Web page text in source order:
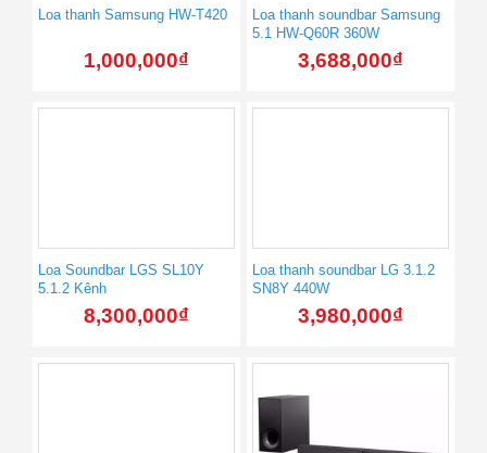
Loa thanh Samsung HW-T420
1,000,000₫
Loa thanh soundbar Samsung
5.1 HW-Q60R 360W
3,688,000₫
Loa Soundbar LGS SL10Y
5.1.2 Kênh
8,300,000₫
Loa thanh soundbar LG 3.1.2
SN8Y 440W
3,980,000₫